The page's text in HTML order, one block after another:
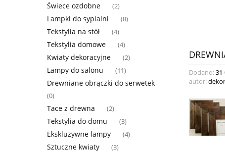
Świece ozdobne (2)
Lampki do sypialni (8)
Tekstylia na stół (4)
Tekstylia domowe (4)
Kwiaty dekoracyjne (2)
Lampy do salonu (11)
Drewniane obrączki do serwetek
(0)
Tace z drewna (2)
Tekstylia do domu (3)
Ekskluzywne lampy (4)
Sztuczne kwiaty (3)
Dodano:
autor: